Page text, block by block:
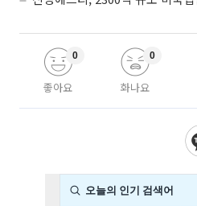
좋아요
0
화나요
0